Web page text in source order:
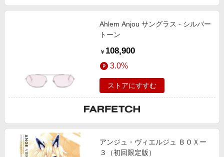
Ahlem Anjou サングラス - シルバー
トーン
￥ 108,900
3.0%
ストアにすすむ
アンジュ・ヴィエルジュ ＢＯＸー
３（初回限定版）